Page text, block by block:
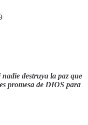
destruya la paz que
promesa de DIOS para